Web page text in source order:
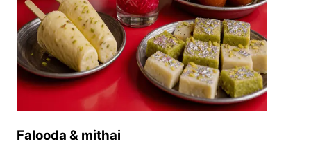
Falooda & mithai